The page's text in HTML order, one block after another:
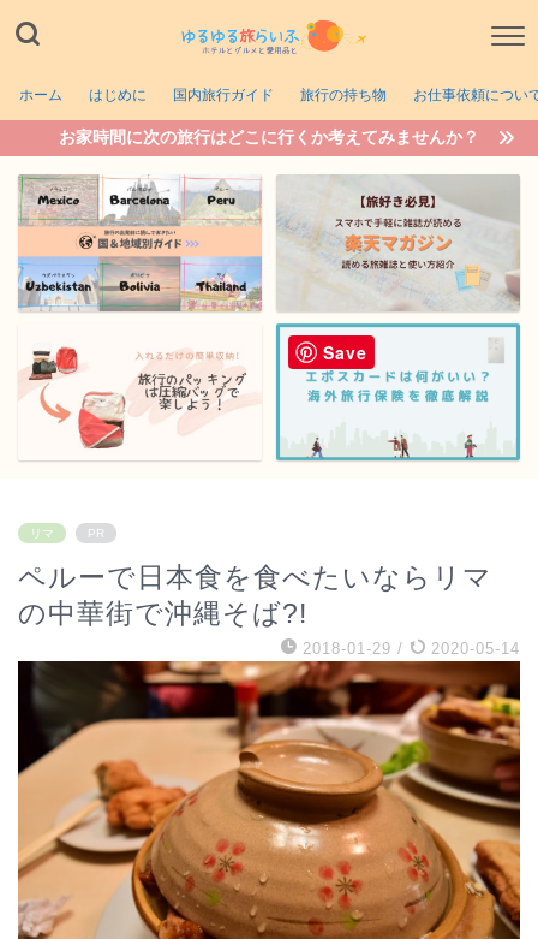
ホーム はじめに 国内旅行ガイド 旅行の持ち物 お仕事依頼につい
お家時間に次の旅行はどこに行くか考えてみませんか？
リマ PR
ペルーで日本食を食べたいならリマ
の中華街で沖縄そば?!
2018-01-29 / 2020-05-14
Save